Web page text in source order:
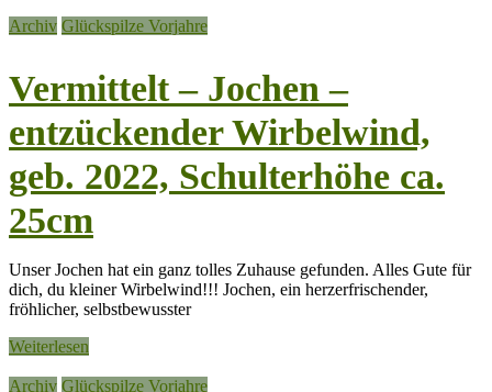
Archiv Glückspilze Vorjahre
Vermittelt – Jochen –
entzückender Wirbelwind,
geb. 2022, Schulterhöhe ca.
25cm
Unser Jochen hat ein ganz tolles Zuhause gefunden. Alles Gute für
dich, du kleiner Wirbelwind!!! Jochen, ein herzerfrischender,
fröhlicher, selbstbewusster
Weiterlesen
Archiv Glückspilze Vorjahre